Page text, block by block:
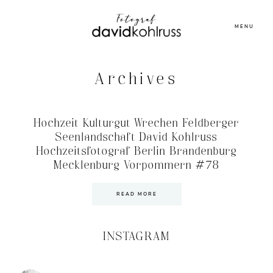
MENU
Archives
Hochzeit Kulturgut Wrechen Feldberger
Seenlandschaft David Kohlruss
Hochzeitsfotograf Berlin Brandenburg
Mecklenburg Vorpommern #78
READ MORE
INSTAGRAM